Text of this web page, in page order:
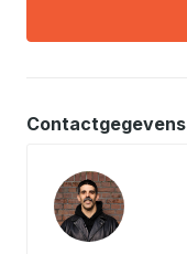
Contactgegevens